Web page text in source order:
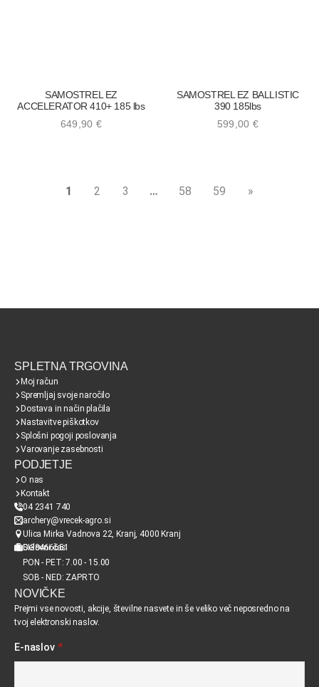
649,90 €
SAMOSTREL EZ
ACCELERATOR 410+ 185 lbs
599,00 €
SAMOSTREL EZ BALLISTIC
390 185lbs
1 2 3 … 58 59 »
SPLETNA TRGOVINA
Moj račun
Spremljaj svoje naročilo
Dostava in način plačila
Nastavitve piškotkov
Splošni pogoji poslovanja
Varovanje zasebnosti
PODJETJE
O nas
Kontakt
04 2341 740
archery@vrecek-agro.si
Ulica Mirka Vadnova 22, Kranj, 4000 Kranj
SI38466651
Delovni čas
PON - PET: 7.00 - 15.00
SOB - NED: ZAPRTO
NOVIČKE
Prejmi vse novosti, akcije, številne nasvete in še veliko več neposredno na
tvoj elektronski naslov.
E-naslov *